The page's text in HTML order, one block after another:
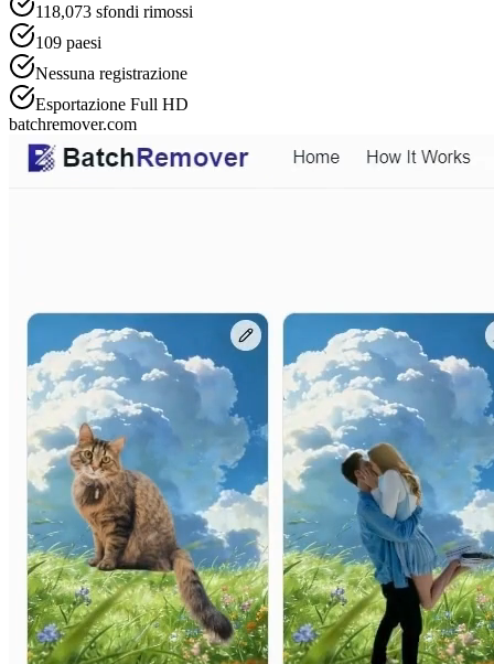
118,073 sfondi rimossi
109 paesi
Nessuna registrazione
Esportazione Full HD
batchremover.com